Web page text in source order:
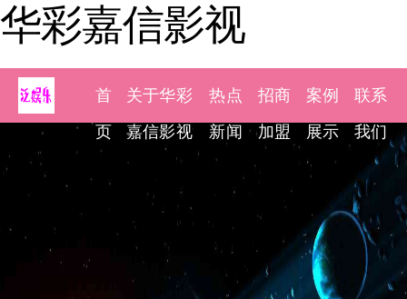
华彩嘉信影视
首
页
关于华彩
嘉信影视
热点
新闻
招商
加盟
案例
展示
联系
我们